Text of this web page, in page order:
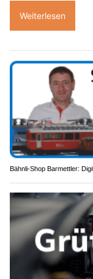
Weiterlesen
Bähnli-Shop Barmettler: